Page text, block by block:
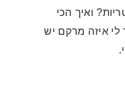
ואיך הכי
איזה מרקם יש